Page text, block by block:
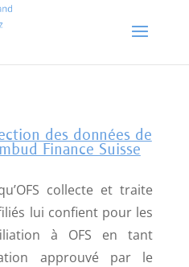
des données de
Finance Suisse
collecte et traite
lui confient pour les
à OFS en tant
approuvé par le